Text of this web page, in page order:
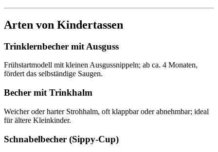
Arten von Kindertassen
Trinklernbecher mit Ausguss
Frühstartmodell mit kleinen Ausgussnippeln; ab ca. 4 Monaten,
fördert das selbständige Saugen.
Becher mit Trinkhalm
Weicher oder harter Strohhalm, oft klappbar oder abnehmbar; ideal
für ältere Kleinkinder.
Schnabelbecher (Sippy-Cup)